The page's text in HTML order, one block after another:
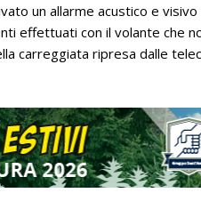
un allarme acustico e
effettuati con il volante che
carreggiata ripresa dalle